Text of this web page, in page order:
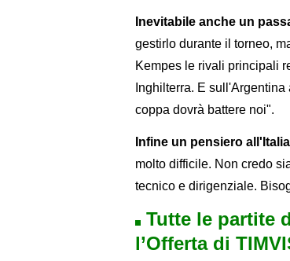
Inevitabile anche un
gestirlo durante il torneo,
Kempes le rivali principali
Inghilterra. E
coppa dovrà battere noi".
Infine un pensiero
molto difficile. Non credo
tecnico e dirigenziale.
Tutte le partite
l’Offerta di